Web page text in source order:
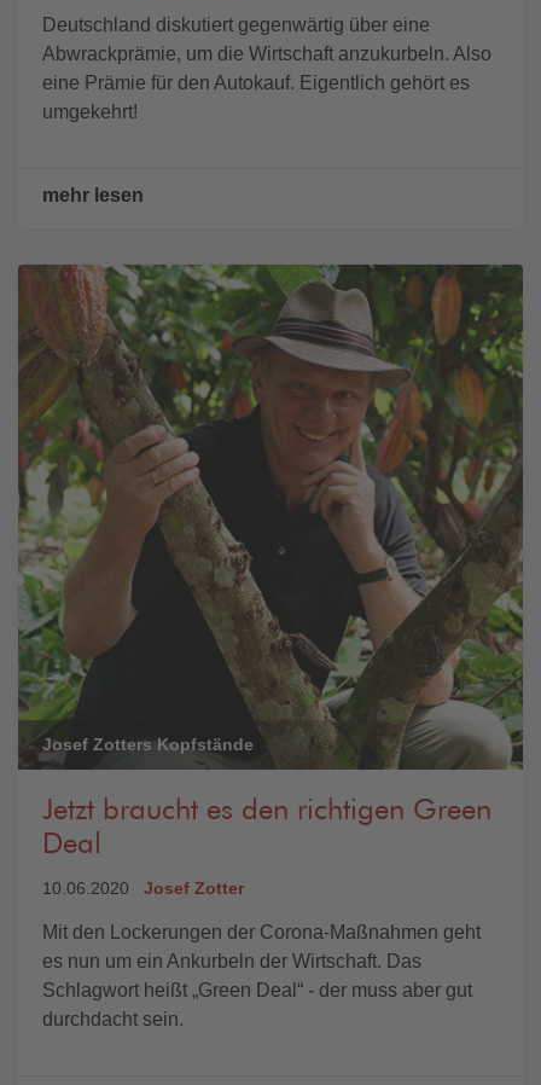
Deutschland diskutiert gegenwärtig über eine
Abwrackprämie, um die Wirtschaft anzukurbeln. Also
eine Prämie für den Autokauf. Eigentlich gehört es
umgekehrt!
mehr lesen
Josef Zotters Kopfstände
Jetzt braucht es den richtigen Green
Deal
10.06.2020 Josef Zotter
Mit den Lockerungen der Corona-Maßnahmen geht
es nun um ein Ankurbeln der Wirtschaft. Das
Schlagwort heißt „Green Deal“ - der muss aber gut
durchdacht sein.